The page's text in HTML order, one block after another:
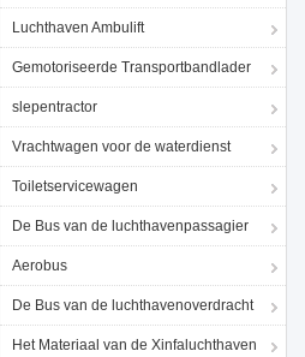
Luchthaven Ambulift
Gemotoriseerde Transportbandlader
slepentractor
Vrachtwagen voor de waterdienst
Toiletservicewagen
De Bus van de luchthavenpassagier
Aerobus
De Bus van de luchthavenoverdracht
Het Materiaal van de Xinfaluchthaven